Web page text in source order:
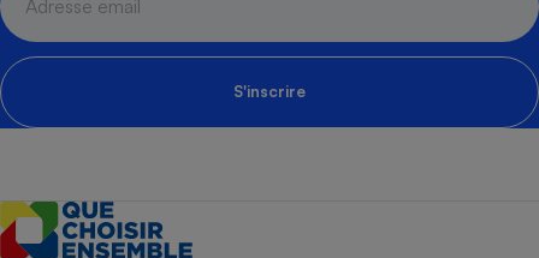
S'inscrire